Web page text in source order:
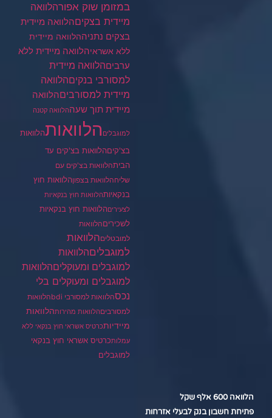
במזומן שוק אפורהלוואה
מיידית בצקיםהלוואה מיידית
בצקים נתניההלוואה מיידית
ללא אשראיהלוואה מיידית ללא
ערביםהלוואה מיידית
למסורבי בנקיםהלוואה
מיידית למסורביםהלוואה
מיידית תוך שעההלוואה קטנה
למוגבלים הלוואותהלוואות
בצ'קיםהלוואות בצ'קים עד
הביתהלוואות בצ'קים עם
שליחהלוואות בצפוןהלוואות חוץ
בנקאיותהלוואות חוץ בנקאיות
לצעיריםהלוואות חוץ בנקאיות
לשכיריםהלוואות
למובטליםהלוואות
למוגבליםהלוואות
למוגבלים ומעוקליםהלוואות
למוגבלים ומעוקלים בלי
נכסהלוואות למסורבי bdi
הלוואות
למסורביםהלוואות מהירותהלוואות
מיידיותכרטיס אשראי חוץ בנקאי ללא
עמלותכרטיס אשראי חוץ בנקאי
למוגבלים
הלוואה 600 אלף שקל
פתיחת חשבון בנק לבעלי אזרחות